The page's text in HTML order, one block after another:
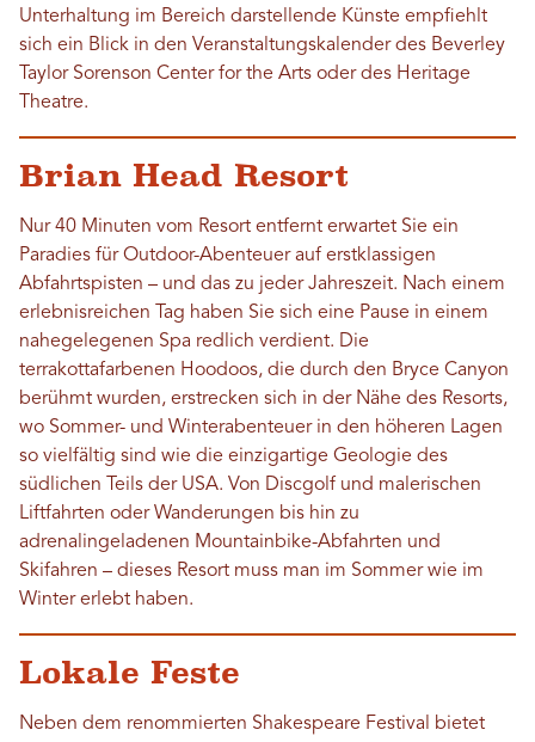
Unterhaltung im Bereich darstellende Künste empfiehlt
sich ein Blick in den Veranstaltungskalender des Beverley
Taylor Sorenson Center for the Arts oder des Heritage
Theatre.
Brian Head Resort
Nur 40 Minuten vom Resort entfernt erwartet Sie ein
Paradies für Outdoor-Abenteuer auf erstklassigen
Abfahrtspisten – und das zu jeder Jahreszeit. Nach einem
erlebnisreichen Tag haben Sie sich eine Pause in einem
nahegelegenen Spa redlich verdient. Die
terrakottafarbenen Hoodoos, die durch den Bryce Canyon
berühmt wurden, erstrecken sich in der Nähe des Resorts,
wo Sommer- und Winterabenteuer in den höheren Lagen
so vielfältig sind wie die einzigartige Geologie des
südlichen Teils der USA. Von Discgolf und malerischen
Liftfahrten oder Wanderungen bis hin zu
adrenalingeladenen Mountainbike-Abfahrten und
Skifahren – dieses Resort muss man im Sommer wie im
Winter erlebt haben.
Lokale Feste
Neben dem renommierten Shakespeare Festival bietet